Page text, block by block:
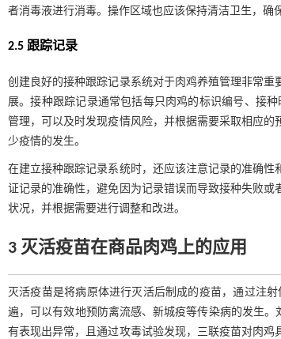
者消毒液进行消毒。操作区域也应该保持清洁卫生，确
2.5 跟踪记录
创建良好的接种跟踪记录系统对于肉鸡养殖管理非常
展。接种跟踪记录通常包括每只肉鸡的标识编号、接
管理，可以及时发现疫情风险，并根据需要采取相应
少疫情的发生。
在建立接种跟踪记录系统时，还应该注意记录的准确
证记录的准确性，避免因为记录错误而导致接种失败
状况，并根据需要进行调整和改进。
3 灭活疫苗在商品肉鸡上的应用
灭活疫苗是将病原体进行灭活后制成的疫苗，通过注
遍，可以有效地预防禽流感、新城疫等传染病的发生。
有表现出异常，且通过攻毒试验发现，三联疫苗对肉